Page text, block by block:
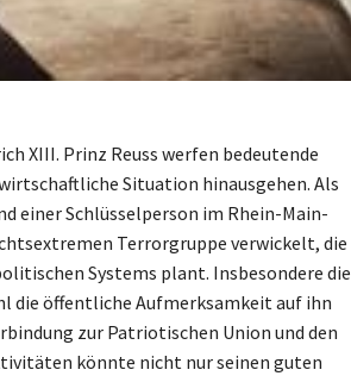
XIII. Prinz Reuss werfen bedeutende
Situation hinausgehen. Als
einer Schlüsselperson im Rhein-Main-
Terrorgruppe verwickelt, die
Systems plant. Insbesondere die
die öffentliche Aufmerksamkeit auf ihn
zur Patriotischen Union und den
könnte nicht nur seinen guten